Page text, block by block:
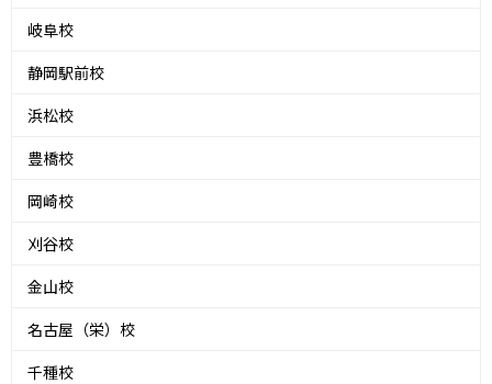
岐阜校
静岡駅前校
浜松校
豊橋校
岡崎校
刈谷校
金山校
名古屋（栄）校
千種校